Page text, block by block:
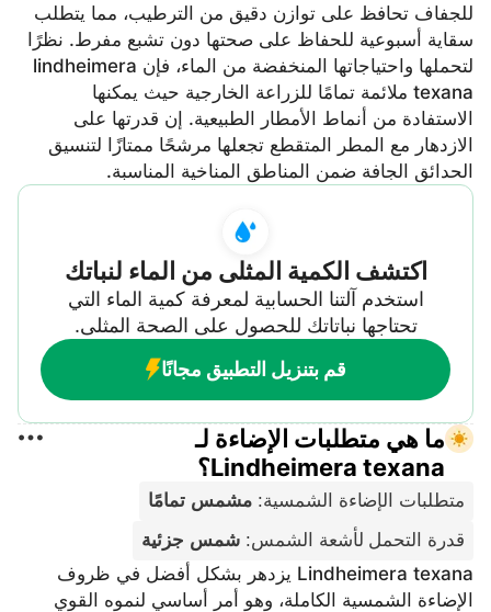
للجفاف تحافظ على توازن دقيق من الترطيب، مما يتطلب
سقاية أسبوعية للحفاظ على صحتها دون تشبع مفرط. نظرًا
لتحملها واحتياجاتها المنخفضة من الماء، فإن lindheimera
texana ملائمة تمامًا للزراعة الخارجية حيث يمكنها
الاستفادة من أنماط الأمطار الطبيعية. إن قدرتها على
الازدهار مع المطر المتقطع تجعلها مرشحًا ممتازًا لتنسيق
الحدائق الجافة ضمن المناطق المناخية المناسبة.
اكتشف الكمية المثلى من الماء لنباتك
استخدم آلتنا الحسابية لمعرفة كمية الماء التي
تحتاجها نباتاتك للحصول على الصحة المثلى.
قم بتنزيل التطبيق مجانًا
ما هي متطلبات الإضاءة لـ
Lindheimera texana؟
متطلبات الإضاءة الشمسية: مشمس تمامًا
قدرة التحمل لأشعة الشمس: شمس جزئية
Lindheimera texana يزدهر بشكل أفضل في ظروف
الإضاءة الشمسية الكاملة، وهو أمر أساسي لنموه القوي